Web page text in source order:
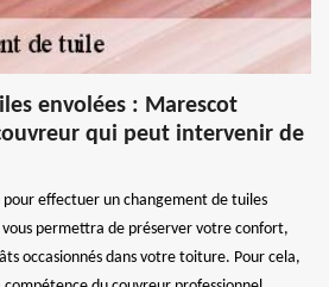
envolées : Marescot
qui peut intervenir de
effectuer un changement de tuiles
vous permettra de préserver votre confort,
occasionnés dans votre toiture. Pour cela,